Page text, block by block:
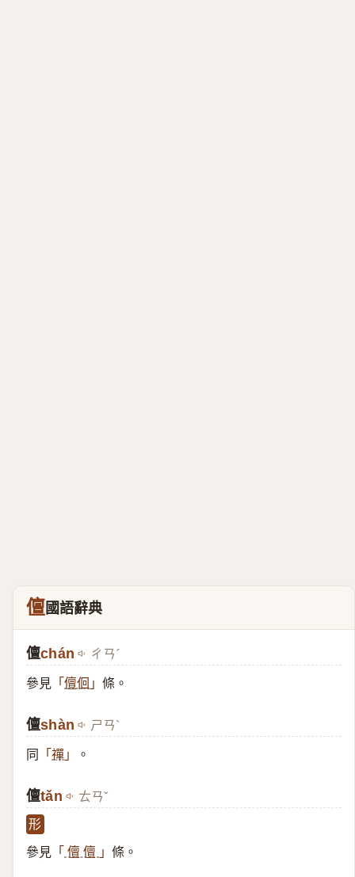
儃國語辭典
儃chán ㄔㄢˊ
參見 「 儃佪 」 條。
儃shàn ㄕㄢˋ
同 「 禪 」 。
儃tǎn ㄊㄢˇ
形
參見 「 儃 儃 」 條。